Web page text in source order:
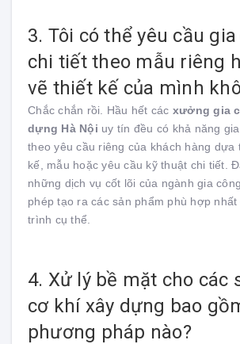
3. Tôi có thể yêu cầu
chi tiết theo mẫu riêng
vẽ thiết kế của mình
Chắc chắn rồi. Hầu hết các xưởng gia
dựng Hà Nội uy tín đều có khả năng
theo yêu cầu riêng của khách hàng dựa
kế, mẫu hoặc yêu cầu kỹ thuật chi tiết.
những dịch vụ cốt lõi của ngành gia
phép tạo ra các sản phẩm phù hợp
trình cụ thể.
4. Xử lý bề mặt cho các
cơ khí xây dựng bao
phương pháp nào?